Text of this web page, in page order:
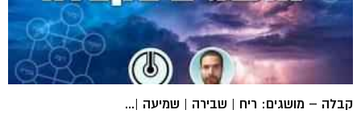
קבלה – מושגים: ריח | שבירה | שמיעה |...